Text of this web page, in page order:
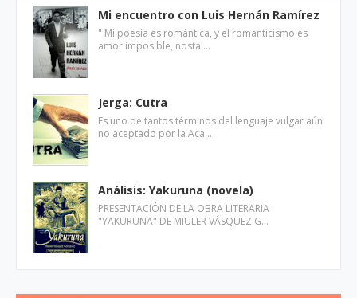
Mi encuentro con Luis Hernán Ramírez
" Mi poesía es romántica, y el romanticismo es
amor imposible, nostal…
Jerga: Cutra
Es uno de tantos términos del lenguaje vulgar aún
no aceptado por la Aca…
Análisis: Yakuruna (novela)
PRESENTACIÓN DE LA OBRA LITERARIA
"YAKURUNA" DE MIULER VÁSQUEZ G…